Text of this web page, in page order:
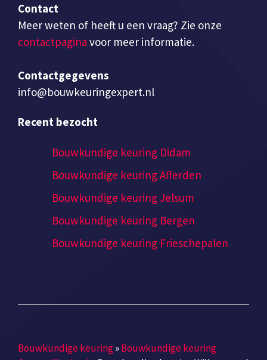
Contact
Meer weten of heeft u een vraag? Zie onze
contactpagina voor meer informatie.
Contactgegevens
info@bouwkeuringexpert.nl
Recent bezocht
Bouwkundige keuring Didam
Bouwkundige keuring Afferden
Bouwkundige keuring Jelsum
Bouwkundige keuring Bergen
Bouwkundige keuring Frieschepalen
Bouwkundige keuring»Bouwkundige keuring